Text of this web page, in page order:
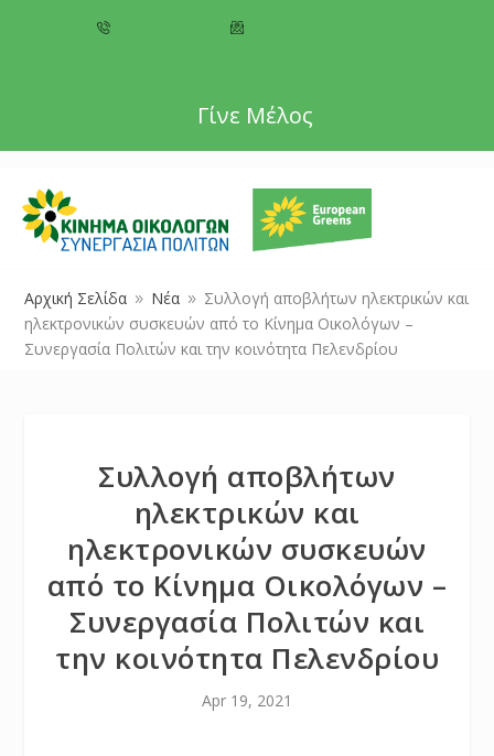
Γίνε Μέλος
Αρχική Σελίδα 9 Νέα 9 Συλλογή αποβλήτων ηλεκτρικών και
ηλεκτρονικών συσκευών από το Κίνημα Οικολόγων –
Συνεργασία Πολιτών και την κοινότητα Πελενδρίου
Συλλογή αποβλήτων
ηλεκτρικών και
ηλεκτρονικών συσκευών
από το Κίνημα Οικολόγων –
Συνεργασία Πολιτών και
την κοινότητα Πελενδρίου
Apr 19, 2021